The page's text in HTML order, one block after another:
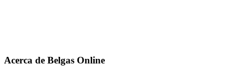
Acerca de Belgas Online